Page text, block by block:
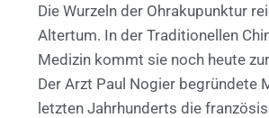
Die Wurzeln der Ohrakupunktur
Altertum. In der Traditionellen
Medizin kommt sie noch heute
Der Arzt Paul Nogier begründete
letzten Jahrhunderts die